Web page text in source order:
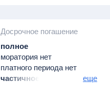
Досрочное погашение
полное
моратория нет
платного периода нет
частичное
еще